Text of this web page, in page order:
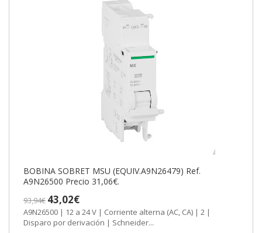
BOBINA SOBRET MSU (EQUIV.A9N26479) Ref.
A9N26500 Precio 31,06€.
93,94€ 43,02€
A9N26500 | 12 a 24 V | Corriente alterna (AC, CA) | 2 |
Disparo por derivación | Schneider...